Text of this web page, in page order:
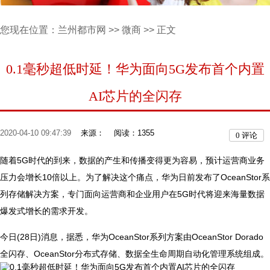
您现在位置： 兰州都市网 >> 微商 >> 正文
0.1毫秒超低时延！华为面向5G发布首个内置
AI芯片的全闪存
2020-04-10 09:47:39 来源： 阅读：1355 0 评论
随着5G时代的到来，数据的产生和传播变得更为容易，预计运营商业务
压力会增长10倍以上。为了解决这个痛点，华为日前发布了OceanStor系
列存储解决方案，专门面向运营商和企业用户在5G时代将迎来海量数据
爆发式增长的需求开发。
今日(28日)消息，据悉，华为OceanStor系列方案由OceanStor Dorado
全闪存、OceanStor分布式存储、数据全生命周期自动化管理系统组成。